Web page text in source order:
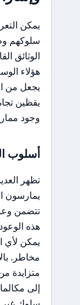
يمكن
سلوكهم
الوثائق
هؤلاء
يجعل من
يقظين
وجود
أسلوب
تظهر
يمارسون
تتضمن
هذه
يمكن لأي
مخاطر.
متزايدة
إلى